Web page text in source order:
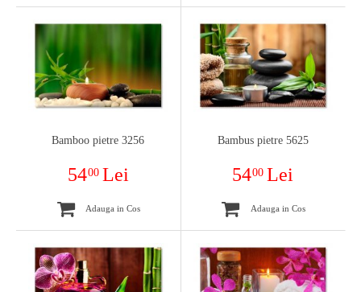
Bamboo pietre 3256
5400 Lei
Adauga in Cos
Bambus pietre 5625
5400Lei
Adauga in Cos